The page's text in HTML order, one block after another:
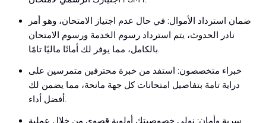
ضمان استرداد الأموال: في حال عدم اجتياز الامتحان، وهو أمر
نادر الحدوث، يتم استرداد رسوم الخدمة ورسوم الامتحان
بالكامل، مما يوفر لك أمانًا ماليًا تامًا.
خبراء متخصصون: استفد من خبرة محترفين متمرسين على
دراية تامة بتفاصيل امتحانات كل جهة مانحة، مما يضمن لك
أفضل أداء.
سرية وأمان: نولي خصوصيتك أولوية قصوى من خلال عملية